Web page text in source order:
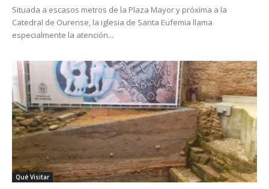
Situada a escasos metros de la Plaza Mayor y próxima a la
Catedral de Ourense, la iglesia de Santa Eufemia llama
especialmente la atención...
Qué Visitar